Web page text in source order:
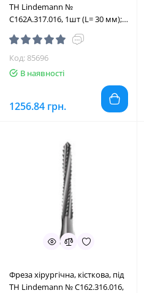
ТН Lindemann №
C162A.317.016, 1шт (L= 30 мм);
діам.= 1.60 мм; роб.част.= 10
мм (Edenta/Едента)
Код: 85696
В наявності
1256.84 грн.
Фреза хірургічна, кісткова, під
ТН Lindemann № C162.316.016,